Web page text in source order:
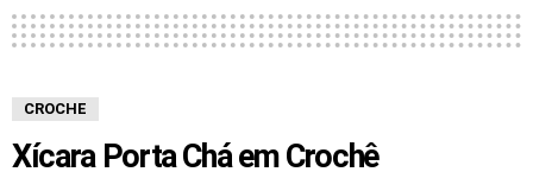
CROCHE
Xícara Porta Chá em Crochê